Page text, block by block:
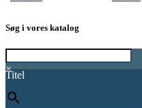
Søg i vores katalog
×
Titel